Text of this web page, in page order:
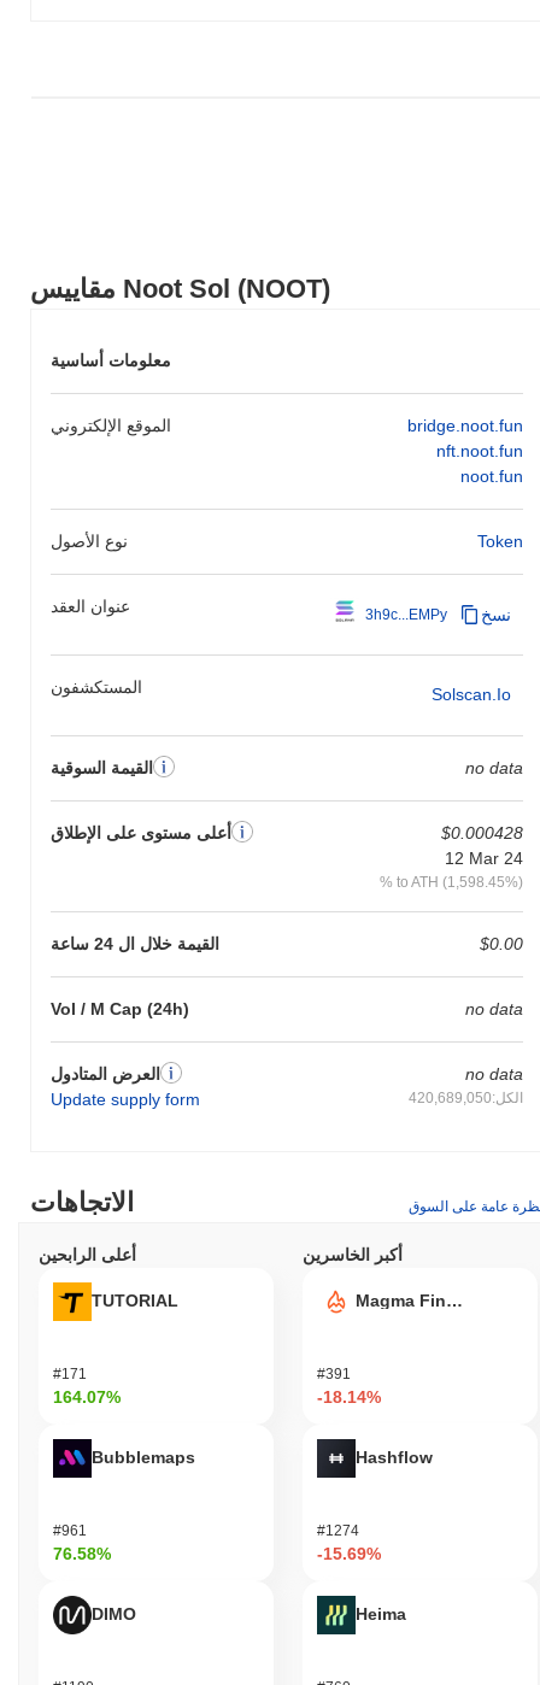
مقاييس Noot Sol (NOOT)
معلومات أساسية
الموقع الإلكتروني
bridge.noot.fun
nft.noot.fun
noot.fun
نوع الأصول Token
عنوان العقد 3h9c...EMPy نسخ
المستكشفون Solscan.io
القيمة السوقية no data
أعلى مستوى على الإطلاق
$0.000428
12 Mar 24
% to ATH (1,598.45%)
القيمة خلال ال 24 ساعة $0.00
Vol / M Cap (24h) no data
العرض المتادول
Update supply form
no data
الكل:420,689,050
الاتجاهات عامة على السوق
أعلى الرابحين
TUTORIAL
#171
164.07%
Bubblemaps
#961
76.58%
DIMO
أكبر الخاسرين
Magma Finance
#391
-18.14%
Hashflow
#1274
-15.69%
Heima